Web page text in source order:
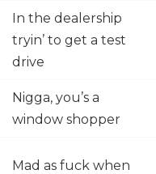
In the dealership
tryin’ to get a test
drive
Nigga, you’s a
window shopper
Mad as fuck when